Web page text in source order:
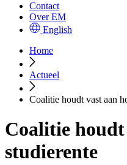
Contact
Over EM
English
Home
Actueel
Coalitie houdt vast aan
Coalitie houdt
studierente